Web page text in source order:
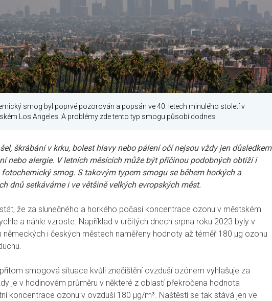
smog byl poprvé pozorován a popsán ve 40. letech minulého století v
Los Angeles. A problémy zde tento typ smogu působí dodnes.
škrábání v krku, bolest hlavy nebo pálení očí nejsou vždy jen důsledkem
nebo alergie. V letních měsících může být příčinou podobných obtíží i
smog. S takovým typem smogu se během horkých a
dnů setkáváme i ve většině velkých evropských měst.
že za slunečného a horkého počasí koncentrace ozonu v městském
a náhle vzroste. Například v určitých dnech srpna roku 2023 byly v
německých i českých městech naměřeny hodnoty až téměř 180 µg ozonu
smogová situace kvůli znečištění ovzduší ozónem vyhlašuje za
je v hodinovém průměru v některé z oblastí překročena hodnota
koncentrace ozonu v ovzduší 180 μg/m³. Naštěstí se tak stává jen ve